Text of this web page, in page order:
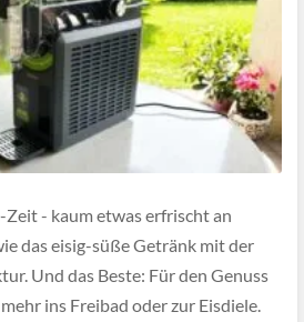
Zeit - kaum etwas erfrischt an
das eisig-süße Getränk mit der
Und das Beste: Für den Genuss
ins Freibad oder zur Eisdiele.